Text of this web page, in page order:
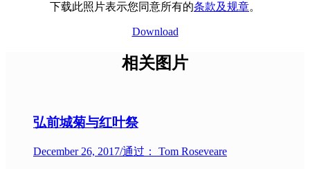
下载此照片表示您同意所有的条款及规章。
Download
相关图片
弘前城菊与红叶祭
December 26, 2017/通过： Tom Roseveare